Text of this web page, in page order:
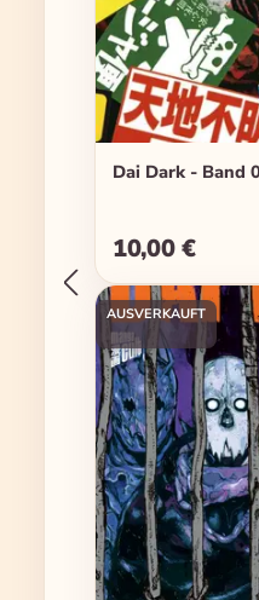
Dai Dark - Band
Regulärer Preis:
10,00 €
AUSVERKAUFT